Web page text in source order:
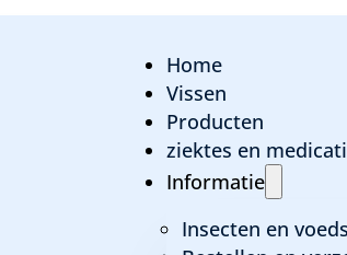
Home
Vissen
Producten
ziektes en
Informatie
Insecten en